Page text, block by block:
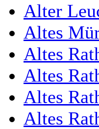
Alter
Altes
Altes
Altes
Altes
Altes